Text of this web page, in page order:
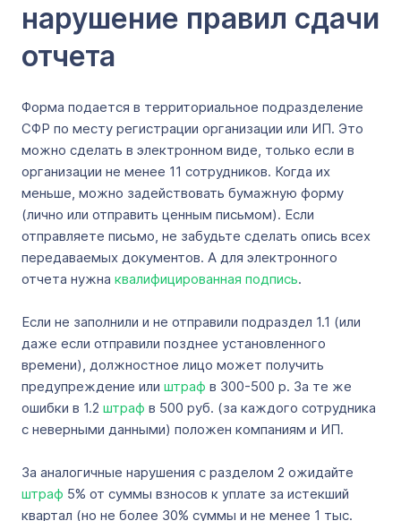
нарушение правил сдачи
отчета
Форма подается в территориальное подразделение
СФР по месту регистрации организации или ИП. Это
можно сделать в электронном виде, только если в
организации не менее 11 сотрудников. Когда их
меньше, можно задействовать бумажную форму
(лично или отправить ценным письмом). Если
отправляете письмо, не забудьте сделать опись всех
передаваемых документов. А для электронного
отчета нужна квалифицированная подпись.
Если не заполнили и не отправили подраздел 1.1 (или
даже если отправили позднее установленного
времени), должностное лицо может получить
предупреждение или штраф в 300-500 р. За те же
ошибки в 1.2 штраф в 500 руб. (за каждого сотрудника
с неверными данными) положен компаниям и ИП.
За аналогичные нарушения с разделом 2 ожидайте
штраф 5% от суммы взносов к уплате за истекший
квартал (но не более 30% суммы и не менее 1 тыс.